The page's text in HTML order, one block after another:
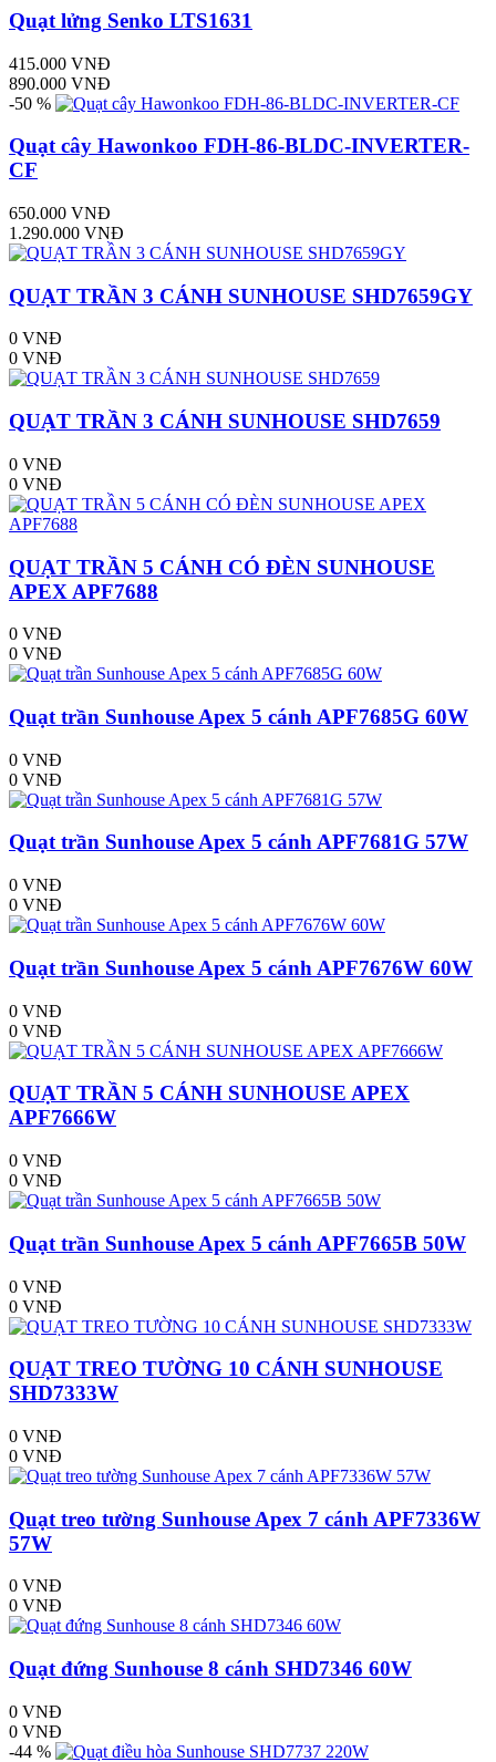
Quạt lửng Senko LTS1631
415.000 VNĐ
890.000 VNĐ
-50 %
Quạt cây Hawonkoo FDH-86-BLDC-INVERTER-
CF
650.000 VNĐ
1.290.000 VNĐ
QUẠT TRẦN 3 CÁNH SUNHOUSE SHD7659GY
0 VNĐ
0 VNĐ
QUẠT TRẦN 3 CÁNH SUNHOUSE SHD7659
0 VNĐ
0 VNĐ
QUẠT TRẦN 5 CÁNH CÓ ĐÈN SUNHOUSE
APEX APF7688
0 VNĐ
0 VNĐ
Quạt trần Sunhouse Apex 5 cánh APF7685G 60W
0 VNĐ
0 VNĐ
Quạt trần Sunhouse Apex 5 cánh APF7681G 57W
0 VNĐ
0 VNĐ
Quạt trần Sunhouse Apex 5 cánh APF7676W 60W
0 VNĐ
0 VNĐ
QUẠT TRẦN 5 CÁNH SUNHOUSE APEX
APF7666W
0 VNĐ
0 VNĐ
Quạt trần Sunhouse Apex 5 cánh APF7665B 50W
0 VNĐ
0 VNĐ
QUẠT TREO TƯỜNG 10 CÁNH SUNHOUSE
SHD7333W
0 VNĐ
0 VNĐ
Quạt treo tường Sunhouse Apex 7 cánh APF7336W
57W
0 VNĐ
0 VNĐ
Quạt đứng Sunhouse 8 cánh SHD7346 60W
0 VNĐ
0 VNĐ
-44 %